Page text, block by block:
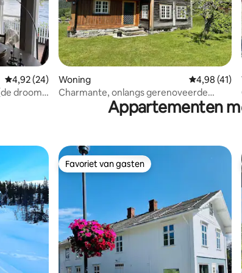
Gemiddelde beoordeling van 4,92 op 5, 24 recensies
4,92 (24)
droom
Woning
4,98 (41)
Charmante, onlangs gerenoveerde
brandweerkazerne met een prachtig
Appartementen
Favoriet van gasten
Favoriet van gasten